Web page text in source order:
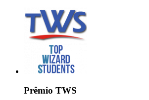
Prêmio TWS